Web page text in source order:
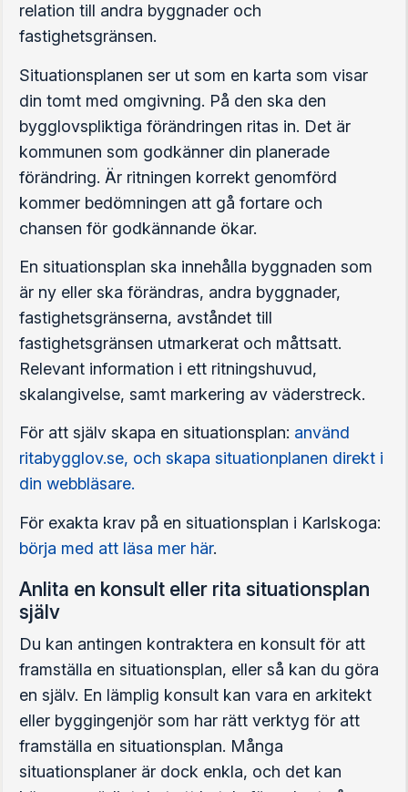
relation till andra byggnader och
fastighetsgränsen.
Situationsplanen ser ut som en karta som visar
din tomt med omgivning. På den ska den
bygglovspliktiga förändringen ritas in. Det är
kommunen som godkänner din planerade
förändring. Är ritningen korrekt genomförd
kommer bedömningen att gå fortare och
chansen för godkännande ökar.
En situationsplan ska innehålla byggnaden som
är ny eller ska förändras, andra byggnader,
fastighetsgränserna, avståndet till
fastighetsgränsen utmarkerat och måttsatt.
Relevant information i ett ritningshuvud,
skalangivelse, samt markering av väderstreck.
För att själv skapa en situationsplan: använd
ritabygglov.se, och skapa situationplanen direkt i
din webbläsare.
För exakta krav på en situationsplan i Karlskoga:
börja med att läsa mer här.
Anlita en konsult eller rita situationsplan
själv
Du kan antingen kontraktera en konsult för att
framställa en situationsplan, eller så kan du göra
en själv. En lämplig konsult kan vara en arkitekt
eller byggingenjör som har rätt verktyg för att
framställa en situationsplan. Många
situationsplaner är dock enkla, och det kan